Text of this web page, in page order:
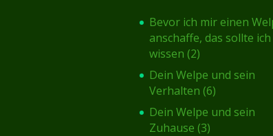
Bevor ich mir einen
anschaffe, das sollte ich
wissen (2)
Dein Welpe und sein
Verhalten (6)
Dein Welpe und sein
Zuhause (3)